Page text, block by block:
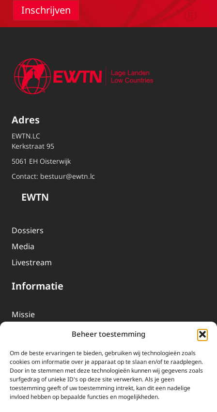
Beheer toestemming
Om de beste ervaringen te bieden, gebruiken wij technologieën zoals
cookies om informatie over je apparaat op te slaan en/of te raadplegen.
Door in te stemmen met deze technologieën kunnen wij gegevens zoals
surfgedrag of unieke ID's op deze site verwerken. Als je geen
toestemming geeft of uw toestemming intrekt, kan dit een nadelige
invloed hebben op bepaalde functies en mogelijkheden.
Adres
EWTN.LC
Kerkstraat 95
5061 EH Oisterwijk
Contact: bestuur@ewtn.lc
EWTN
Dossiers
Media
Livestream
Informatie
Missie
EWTN-Team
Organisatiegegevens
Doneren